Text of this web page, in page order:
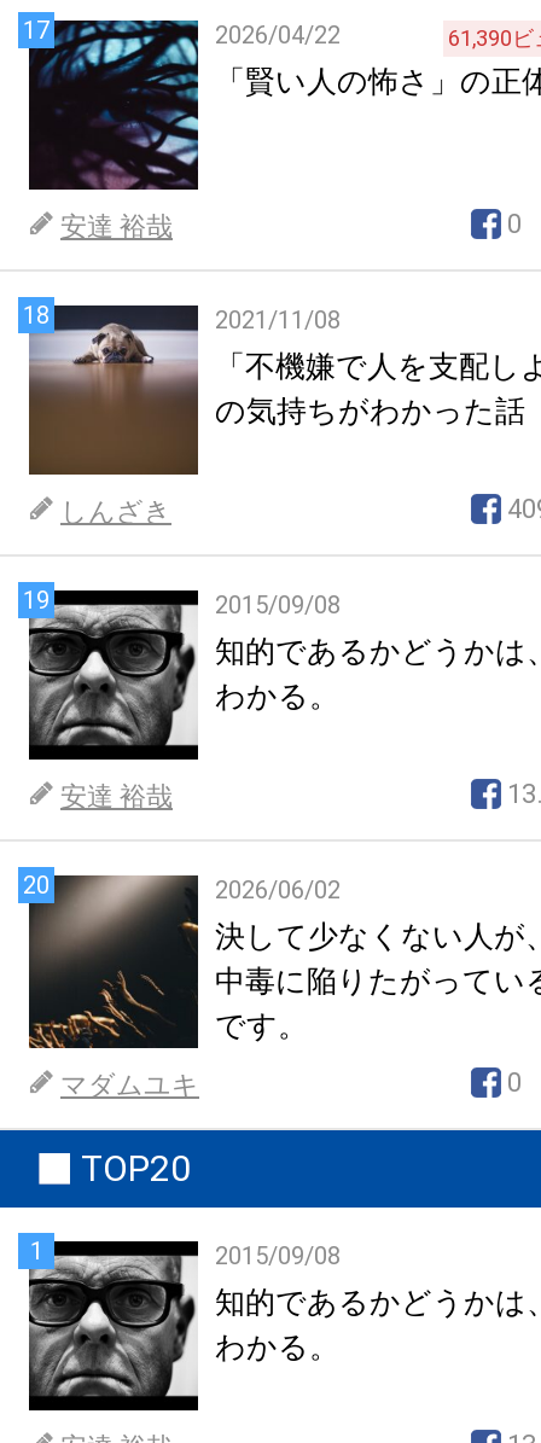
17 2026/04/22 61,390ビ
「賢い人の怖さ」の正
安達 裕哉 0
18 2021/11/08
「不機嫌で人を支配し
の気持ちがわかった話
しんざき
19 2015/09/08
知的であるかどうかは
わかる。
安達 裕哉
20 2026/06/02
決して少なくない人が
中毒に陥りたがってい
です。
マダムユキ 0
TOP20
1 2015/09/08
知的であるかどうかは
わかる。